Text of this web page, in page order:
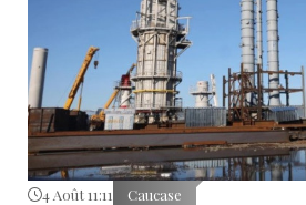
4 Août 11:11 Caucase